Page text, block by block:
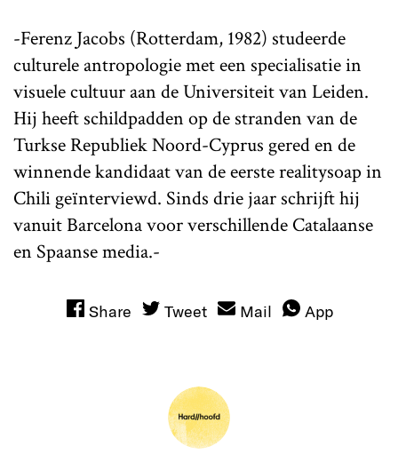
-Ferenz Jacobs (Rotterdam, 1982) studeerde
culturele antropologie met een specialisatie in
visuele cultuur aan de Universiteit van Leiden.
Hij heeft schildpadden op de stranden van de
Turkse Republiek Noord-Cyprus gered en de
winnende kandidaat van de eerste realitysoap in
Chili geïnterviewd. Sinds drie jaar schrijft hij
vanuit Barcelona voor verschillende Catalaanse
en Spaanse media.-
Share Tweet Mail App